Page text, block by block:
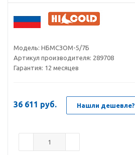
Модель: НБМСЗОМ-5/7Б
Артикул производителя: 289708
Гарантия: 12 месяцев
36 611 руб. Нашли дешевле?